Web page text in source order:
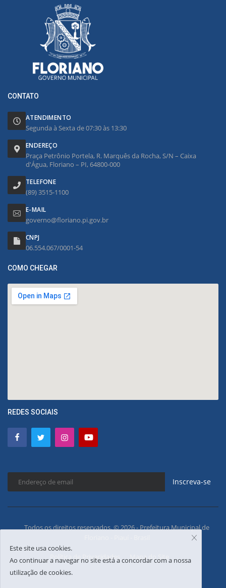
CONTATO
ATENDIMENTO
Segunda à Sexta de 07:30 às 13:30
ENDEREÇO
Praça Petrônio Portela, R. Marquês da Rocha, S/N – Caixa
d'Água, Floriano – PI, 64800-000
TELEFONE
(89) 3515-1100
E-MAIL
governo@floriano.pi.gov.br
CNPJ
06.554.067/0001-54
COMO CHEGAR
REDES SOCIAIS
Inscreva-se
Todos os direitos reservados. © 2026 - Prefeitura Municipal de
Política de Privacidades Mapa do Site
Este site usa cookies.
Ao continuar a navegar no site está a concordar com a nossa
utilização de cookies.